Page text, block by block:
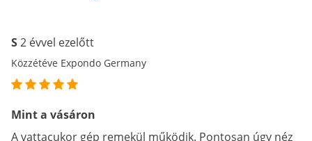
S2 évvel ezelőtt
Közzétéve Expondo Germany
Mint a vásáron
A vattacukor gép remekül működik. Pontosan úgy néz